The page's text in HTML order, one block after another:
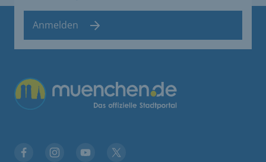
Anmelden
Übergreifende Links